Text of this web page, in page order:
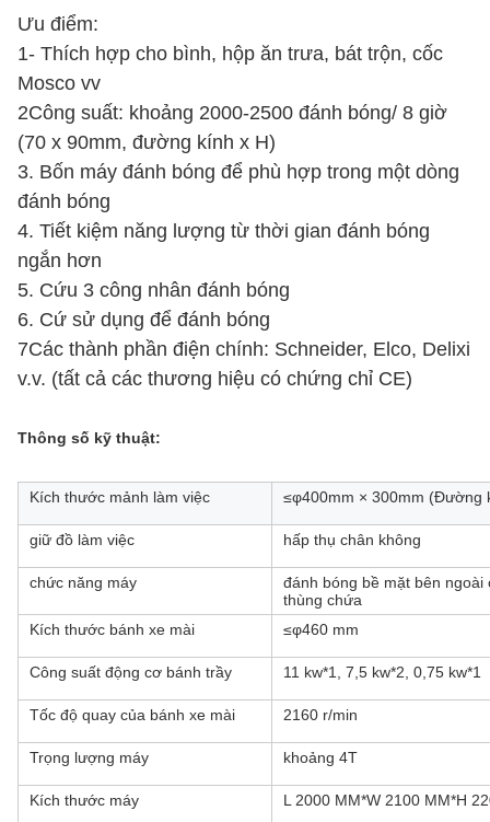
Ưu điểm:
1- Thích hợp cho bình, hộp ăn trưa, bát trộn, cốc
Mosco vv
2Công suất: khoảng 2000-2500 đánh bóng/ 8 giờ
(70 x 90mm, đường kính x H)
3. Bốn máy đánh bóng để phù hợp trong một dòng
đánh bóng
4. Tiết kiệm năng lượng từ thời gian đánh bóng
ngắn hơn
5. Cứu 3 công nhân đánh bóng
6. Cứ sử dụng để đánh bóng
7Các thành phần điện chính: Schneider, Elco, Delixi
v.v. (tất cả các thương hiệu có chứng chỉ CE)
Thông số kỹ thuật:
Kích thước mảnh làm việc ≤φ400mm × 300mm (Đường
giữ đồ làm việc hấp thụ chân không
chức năng máy
đánh bóng bề mặt bên ngoài
thùng chứa
Kích thước bánh xe mài
≤φ460 mm
Công suất động cơ bánh trầy 11 kw*1, 7,5 kw*2, 0,75 kw*1
Tốc độ quay của bánh xe mài 2160 r/min
Trọng lượng máy khoảng 4T
Kích thước máy L 2000 MM*W 2100 MM*H